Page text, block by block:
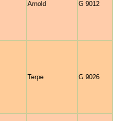
Arnold G 9012
Terpe G 9026